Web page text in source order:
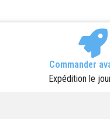
Commander
Expédition le